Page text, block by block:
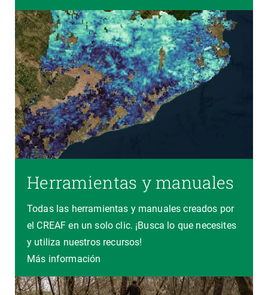
Herramientas y manuales
Todas las herramientas y manuales creados por
el CREAF en un solo clic. ¡Busca lo que necesites
y utiliza nuestros recursos!
Más información